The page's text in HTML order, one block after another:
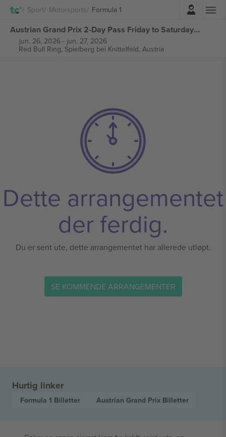
Sport Motorsports Formula 1
Austrian Grand Prix 2-Day Pass Friday to Saturday Ticket Formula 1 billetter
jun. 26, 2026- jun. 27, 2026
Red Bull Ring, Spielberg bei Knittelfeld, Austria
Dette arrangementet
der ferdig.
Du er sent ute, dette arrangementet har allerede utløpt.
SE KOMMENDE ARRANGEMENTER
Hurtig linker
Formula 1 Billetter Austrian Grand Prix Billetter